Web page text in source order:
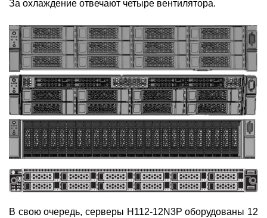
За охлаждение отвечают четыре вентилятора.
В свою очередь, серверы H112-12N3P оборудованы 12